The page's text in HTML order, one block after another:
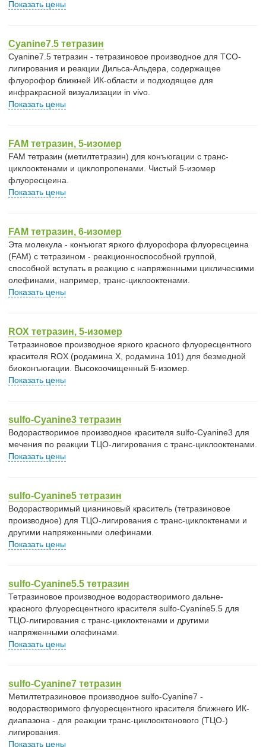
Показать цены
Cyanine7.5 тетразин
Cyanine7.5 тетразин - тетразиновое производное для TCO-
лигирования и реакции Дильса-Альдера, содержащее
флуорофор ближней ИК-области и подходящее для
инфракрасной визуализации in vivo.
Показать цены
FAM тетразин, 5-изомер
FAM тетразин (метилтетразин) для конъюгации с транс-
циклооктенами и циклопропенами. Чистый 5-изомер
флуоресцеина.
Показать цены
FAM тетразин, 6-изомер
Эта молекула - конъюгат яркого флуорофора флуоресцеина
(FAM) с тетразином - реакционноспособной группой,
способной вступать в реакцию с напряженными циклическими
олефинами, например, транс-циклооктенами.
Показать цены
ROX тетразин, 5-изомер
Тетразиновое производное яркого красного флуоресцентного
красителя ROX (родамина X, родамина 101) для безмедной
биоконъюгации. Высокоочищенный 5-изомер.
Показать цены
sulfo-Cyanine3 тетразин
Водорастворимое производное красителя sulfo-Cyanine3 для
мечения по реакции ТЦО-лигирования с транс-циклооктенами.
Показать цены
sulfo-Cyanine5 тетразин
Водорастворимый цианиновый краситель (тетразиновое
производное) для ТЦО-лигирования с транс-циклоктенами и
другими напряженными олефинами.
Показать цены
sulfo-Cyanine5.5 тетразин
Тетразиновое производное водорастворимого дальне-
красного флуоресцентного красителя sulfo-Cyanine5.5 для
ТЦО-лигирования с транс-циклоктенами и другими
напряженными олефинами.
Показать цены
sulfo-Cyanine7 тетразин
Метилтетразиновое производное sulfo-Cyanine7 -
водорастворимого флуоресцентного красителя ближнего ИК-
диапазона - для реакции транс-циклооктенового (ТЦО-)
лигирования.
Показать цены